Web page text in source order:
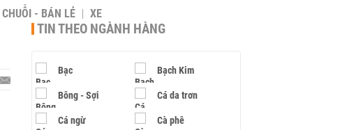
CHUỖI - BÁN LẺ XE
TIN THEO NGÀNH HÀNG
Bạc Bạch Kim
Bông - Sợi Cá da trơn
Cá ngừ Cà phê